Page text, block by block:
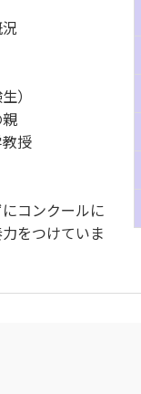
）
授
コンクールに
をつけていま